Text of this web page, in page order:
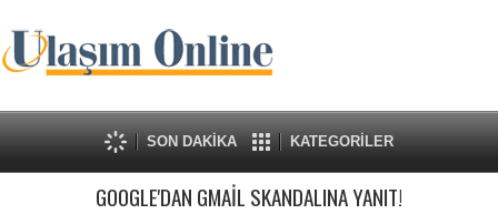
SON DAKİKA KATEGORİLER
GOOGLE'DAN GMAİL SKANDALINA YANIT!